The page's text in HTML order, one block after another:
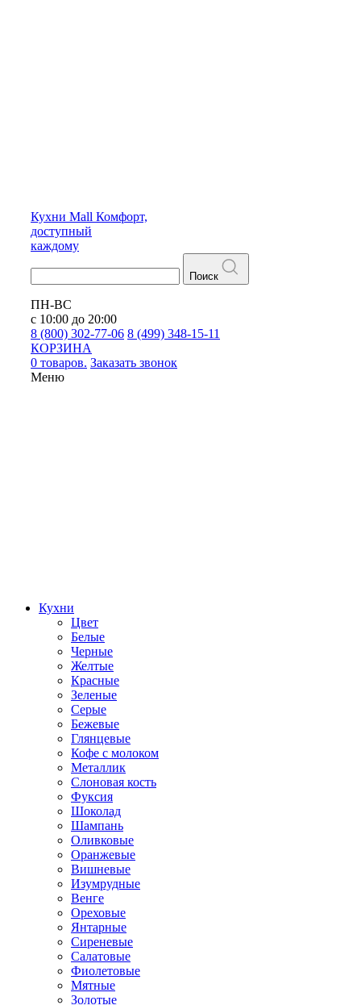
Кухни Mall Комфорт,
доступный
каждому
Поиск
ПН-ВС
с 10:00 до 20:00
8 (800) 302-77-06 8 (499) 348-15-11
КОРЗИНА
0 товаров. Заказать звонок
Меню
Кухни
Цвет
Белые
Черные
Желтые
Красные
Зеленые
Серые
Бежевые
Глянцевые
Кофе с молоком
Металлик
Слоновая кость
Фуксия
Шоколад
Шампань
Оливковые
Оранжевые
Вишневые
Изумрудные
Венге
Ореховые
Янтарные
Сиреневые
Салатовые
Фиолетовые
Мятные
Золотые